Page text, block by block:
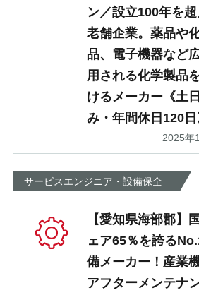
ン／設立100年を
老舗企業。薬品や
品、電子機器など
用される化学製品
けるメーカー《土
み・年間休日120日
2025年
サービスエンジニア・設備保全
【愛知県海部郡】
ェア65％を誇る
備メーカー！産業
アフターメンテナ